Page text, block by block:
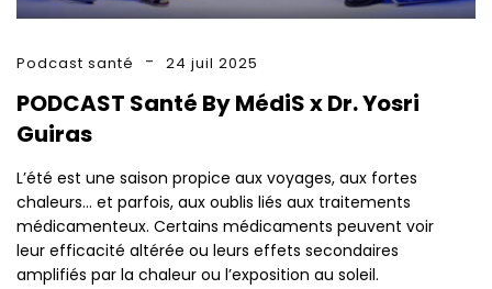
Podcast santé 24 juil 2025
PODCAST Santé By MédiS x Dr. Yosri
Guiras
L’été est une saison propice aux voyages, aux fortes
chaleurs… et parfois, aux oublis liés aux traitements
médicamenteux. Certains médicaments peuvent voir
leur efficacité altérée ou leurs effets secondaires
amplifiés par la chaleur ou l’exposition au soleil.